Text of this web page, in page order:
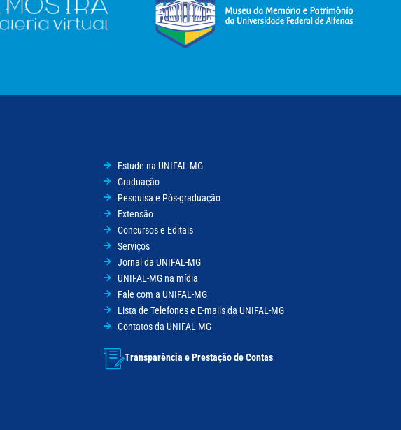
Estude na UNIFAL-MG
Graduação
Pesquisa e Pós-graduação
Extensão
Concursos e Editais
Serviços
Jornal da UNIFAL-MG
UNIFAL-MG na mídia
Fale com a UNIFAL-MG
Lista de Telefones e E-mails da UNIFAL-MG
Contatos da UNIFAL-MG
Transparência e Prestação de Contas